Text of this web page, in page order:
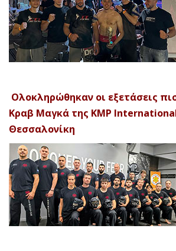
Ολοκληρώθηκαν οι εξετάσεις
Κραβ Μαγκά της KMP
Θεσσαλονίκη